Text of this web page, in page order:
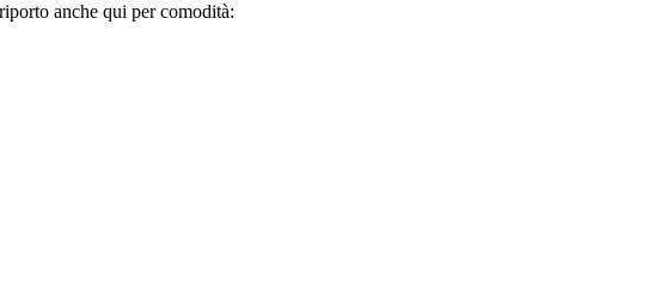
anche qui per comodità: